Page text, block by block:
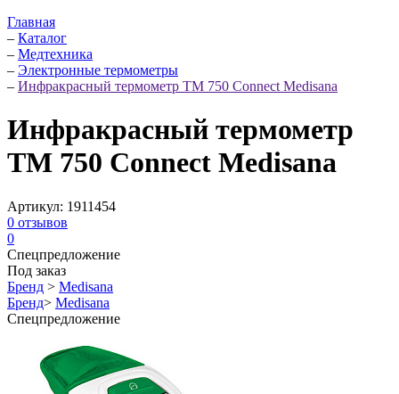
Главная
– Каталог
– Медтехника
– Электронные термометры
– Инфракрасный термометр TM 750 Connect Medisana
Инфракрасный термометр
TM 750 Connect Medisana
Артикул: 1911454
0 отзывов
0
Спецпредложение
Под заказ
Бренд > Medisana
Бренд> Medisana
Спецпредложение